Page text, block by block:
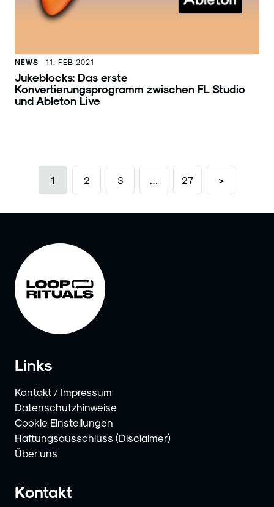
NEWS 11. FEB 2021
Jukeblocks: Das erste
Konvertierungsprogramm zwischen FL Studio
und Ableton Live
1 2 3 … 27 >
Links
Kontakt / Impressum
Datenschutzhinweise
Cookie Einstellungen
Haftungsausschluss (Disclaimer)
Über uns
Kontakt